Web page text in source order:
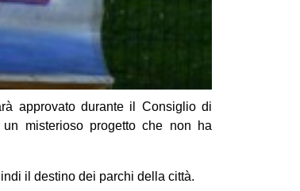
approvato durante il Consiglio di
misterioso progetto che non ha
il destino dei parchi della città.